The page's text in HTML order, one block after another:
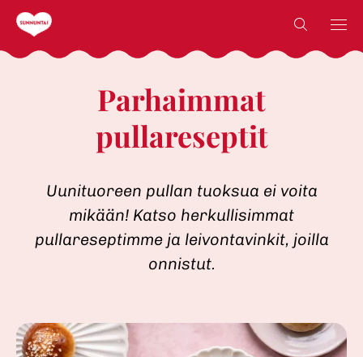
Skip
content
Parhaimmat
pullareseptit
Uunituoreen pullan tuoksua ei voita
mikään! Katso herkullisimmat
pullareseptimme ja leivontavinkit, joilla
onnistut.